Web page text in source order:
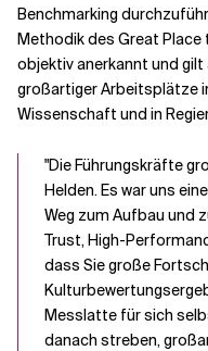
Benchmarking
Methodik des Great
objektiv anerkannt und
großartiger Arbeitsplätze
Wissenschaft und in
"Die Führungskräfte
Helden. Es war uns
Weg zum Aufbau und
Trust, High-
dass Sie große
Messlatte für sich
danach streben,